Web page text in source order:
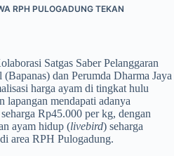
RPH PULOGADUNG TEKAN
Satgas Saber Pelanggaran
dan Perumda Dharma Jaya
harga ayam di tingkat hulu
lapangan mendapati adanya
Rp45.000 per kg, dengan
ayam hidup (livebird) seharga
area RPH Pulogadung.